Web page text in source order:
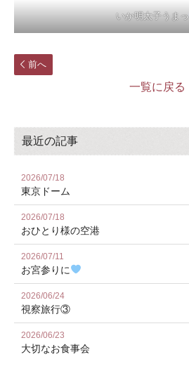
いか明太子うまっ
前へ
一覧に戻る
最近の記事
2026/07/18
東京ドーム
2026/07/18
おひとり様の空港
2026/07/11
お宮参りに
2026/06/24
視察旅行③
2026/06/23
大切なお食事会